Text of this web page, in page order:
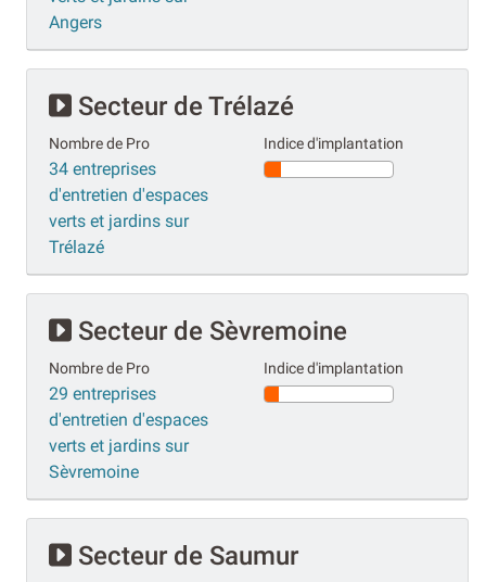
Angers
Secteur de Trélazé
Nombre de Pro
34 entreprises
d'entretien d'espaces
verts et jardins sur
Trélazé
Indice d'implantation
Secteur de Sèvremoine
Nombre de Pro
29 entreprises
d'entretien d'espaces
verts et jardins sur
Sèvremoine
Indice d'implantation
Secteur de Saumur